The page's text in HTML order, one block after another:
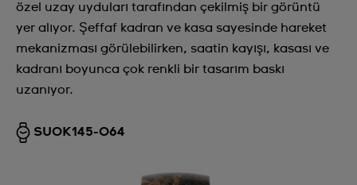
özel uzay uyduları tarafından çekilmiş bir görüntü
yer alıyor. Şeffaf kadran ve kasa sayesinde hareket
mekanizması görülebilirken, saatin kayışı, kasası ve
kadranı boyunca çok renkli bir tasarım baskı
uzanıyor.
SUOK145-064